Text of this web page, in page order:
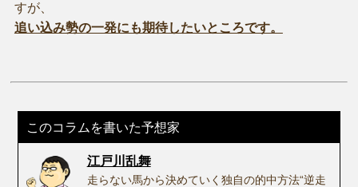
すが、
追い込み勢の一発にも期待したいところです。
このコラムを書いた予想家
江戸川乱舞
走らない馬から決めていく独自の的中方法“逆走